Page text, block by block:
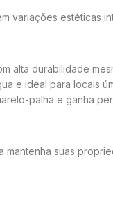
variações estéticas
alta durabilidade
e ideal para locais
palha e ganha
mantenha suas